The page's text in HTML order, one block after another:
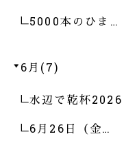
5000本のひま…
6月(7)
水辺で乾杯2026
6月26日（金…